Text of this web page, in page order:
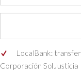
LocalBank:
Corporación SolJusticia